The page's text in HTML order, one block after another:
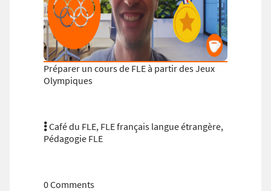
Préparer un cours de FLE à partir des Jeux
Olympiques
Café du FLE, FLE français langue étrangère,
Pédagogie FLE
0 Comments